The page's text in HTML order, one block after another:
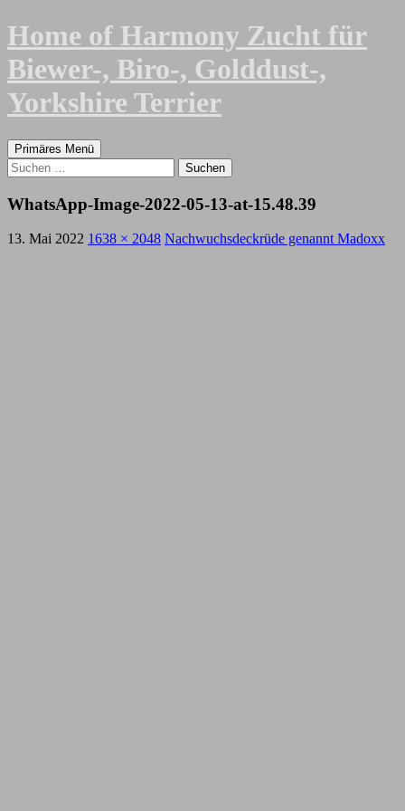
Zum
Inhalt
springen
Home of Harmony Zucht für
Biewer-, Biro-, Golddust-,
Yorkshire Terrier
Suchen
Primäres Menü
Suchen
nach:
WhatsApp-Image-2022-05-13-at-15.48.39
13. Mai 2022 1638 × 2048 Nachwuchsdeckrüde genannt Madoxx